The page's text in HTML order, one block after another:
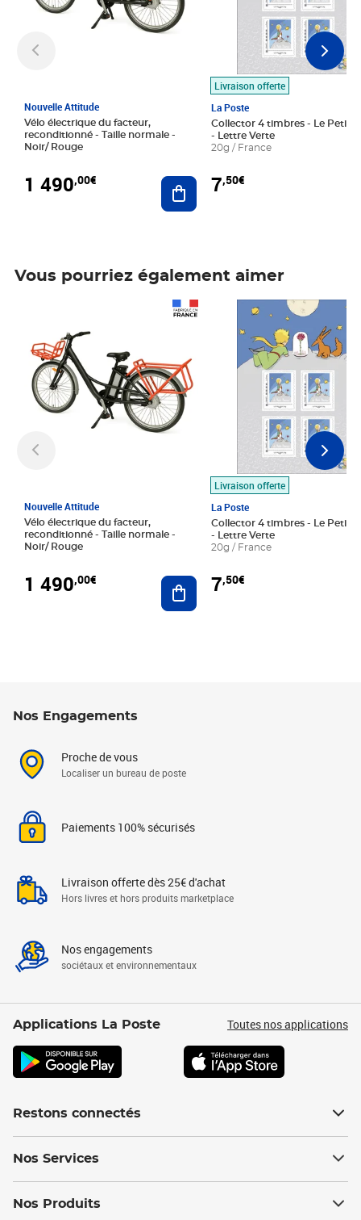
Nouvelle Attitude
Vélo électrique du facteur,
reconditionné - Taille normale -
Noir/ Rouge
1 490,00€ Ajouter au panier
Livraison offerte
La Poste
Collector 4 timbres - Le Petit
- Lettre Verte
20g / France
7,50€
Vous pourriez également aimer
Nouvelle Attitude
Vélo électrique du facteur,
reconditionné - Taille normale -
Noir/ Rouge
1 490,00€ Ajouter au panier
Livraison offerte
La Poste
Collector 4 timbres - Le Petit
- Lettre Verte
20g / France
7,50€
Prix 7,50€
Nos Engagements
Proche de vous
Localiser un bureau de poste
Paiements 100% sécurisés
Livraison offerte dès 25€ d'achat
Hors livres et hors produits marketplace
Nos engagements
sociétaux et environnementaux
Applications La Poste Toutes nos applications
Restons connectés
Nos Services
Nos Produits